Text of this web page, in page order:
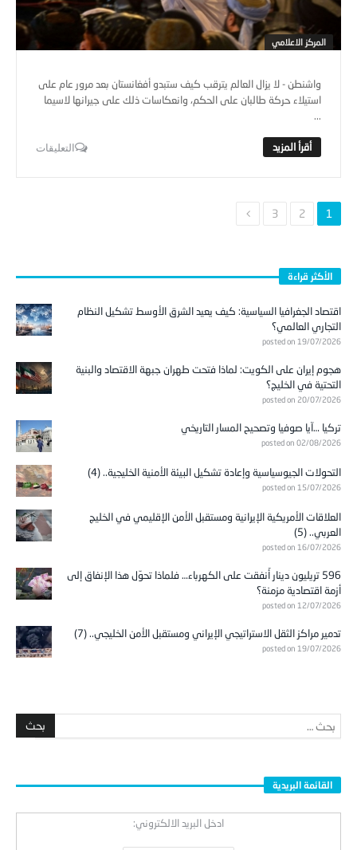
المركز الاعلامي
واشنطن - لا يزال العالم يترقب كيف ستبدو أفغانستان بعد مرور عام على
استيلاء حركة طالبان على الحكم، وانعكاسات ذلك على جيرانها لاسيما
...
التعليقات
1
2
3
الأكثر قراءة
اقتصاد الجغرافيا السياسية: كيف يعيد الشرق الأوسط تشكيل النظام
التجاري العالمي؟
posted on 19/07/2026
هجوم إيران على الكويت: لماذا فتحت طهران جبهة الاقتصاد والبنية
التحتية في الخليج؟
posted on 20/07/2026
تركيا …آيا صوفيا وتصحيح المسار التاريخي
posted on 02/08/2026
التحولات الجيوسياسية وإعادة تشكيل البيئة الأمنية الخليجية.. (4)
posted on 15/07/2026
العلاقات الأمريكية الإيرانية ومستقبل الأمن الإقليمي في الخليج
العربي.. (5)
posted on 16/07/2026
596 تريليون دينار أُنفقت على الكهرباء… فلماذا تحوّل هذا الإنفاق إلى
أزمة اقتصادية مزمنة؟
posted on 12/07/2026
تدمير مراكز الثقل الاستراتيجي الإيراني ومستقبل الأمن الخليجي.. (7)
posted on 19/07/2026
القائمة البريدية
ادخل البريد الالكتروني: